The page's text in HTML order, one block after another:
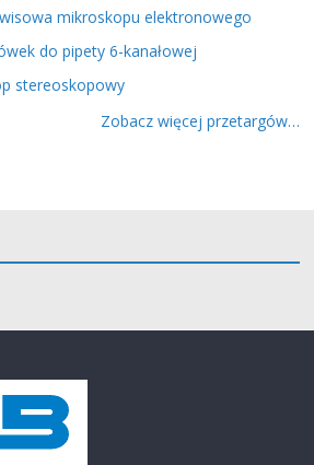
mikroskopu elektronowego
do pipety 6-kanałowej
stereoskopowy
Zobacz więcej przetargów…